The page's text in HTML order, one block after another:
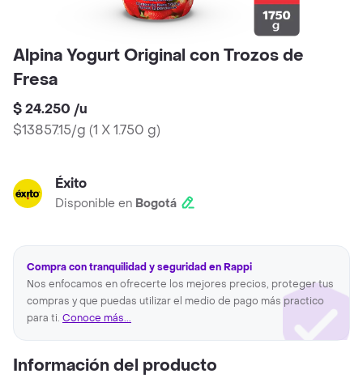
Alpina Yogurt Original con Trozos de
Fresa
$ 24.250 /u
$13857.15/g (1 X 1.750 g)
Éxito
Disponible en Bogotá
Compra con tranquilidad y seguridad en Rappi
Nos enfocamos en ofrecerte los mejores precios, proteger tus
compras y que puedas utilizar el medio de pago más practico
para ti. Conoce más...
Información del producto